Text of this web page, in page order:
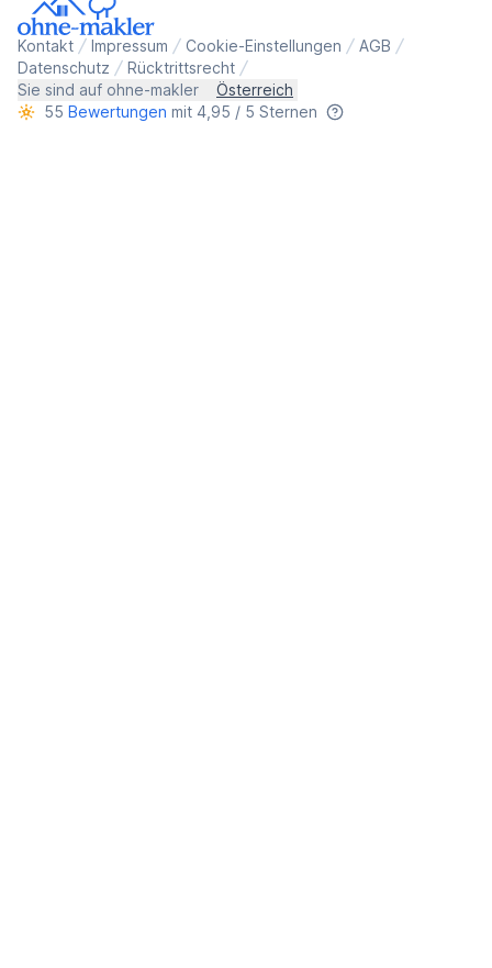
Kontakt Impressum Cookie-Einstellungen
AGB
Datenschutz
Rücktrittsrecht
Sie sind auf ohne-makler
Österreich
55 Bewertungen mit 4,95 / 5 Sternen